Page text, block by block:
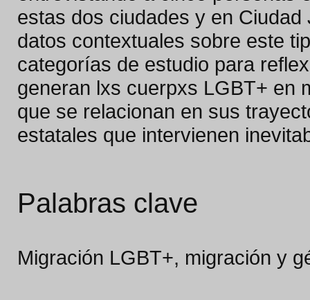
estas dos ciudades y en
datos contextuales sobre este
categorías de estudio para
generan lxs cuerpxs LGBT+ en
que se relacionan en sus
estatales que intervienen
Palabras clave
Migración LGBT+, migración y